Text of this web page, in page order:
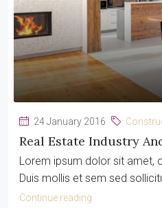
24 January 2016
Real Estate Industry
Lorem ipsum dolor sit amet,
Duis mollis et sem sed
Continue reading